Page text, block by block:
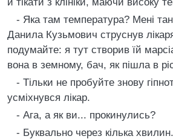
- Яка там температура? Менi
Данила Кузьмович струснув
подумайте: я тут створив їй
вона в земному, бач, як пiшла в
- Тiльки не пробуйте знову
усмiхнувся лiкар.
- Ага, а як ви... прокинулись?
- Буквально через кiлька